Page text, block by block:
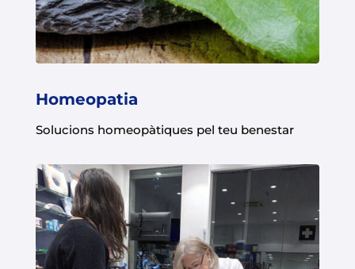
Homeopatia
Solucions homeopàtiques pel teu benestar